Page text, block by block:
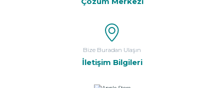
Bize Buradan Ulaşın
İletişim Bilgileri